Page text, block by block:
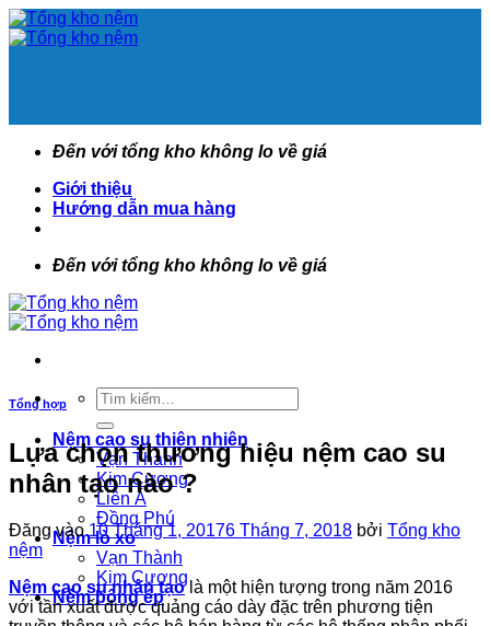
Bỏ
qua
Đến với tổng kho không lo về giá
Giới thiệu
Hướng dẫn mua hàng
Đến với tổng kho không lo về giá
Tìm
kiếm:
Nệm cao su thiên nhiên
Vạn Thành
Kim Cương
Liên Á
Đồng Phú
Nệm lò xo
Vạn Thành
Kim Cương
Nệm bông ép
Tổng hợp
Lựa chọn thương hiệu nệm cao su
nhân tạo nào ?
Đăng vào10 Tháng 1, 20176 Tháng 7, 2018 bởi Tổng kho
nệm
Nệm cao su nhân tạolà một hiện tượng trong năm 2016
với tần xuất được quảng cáo dày đặc trên phương tiện